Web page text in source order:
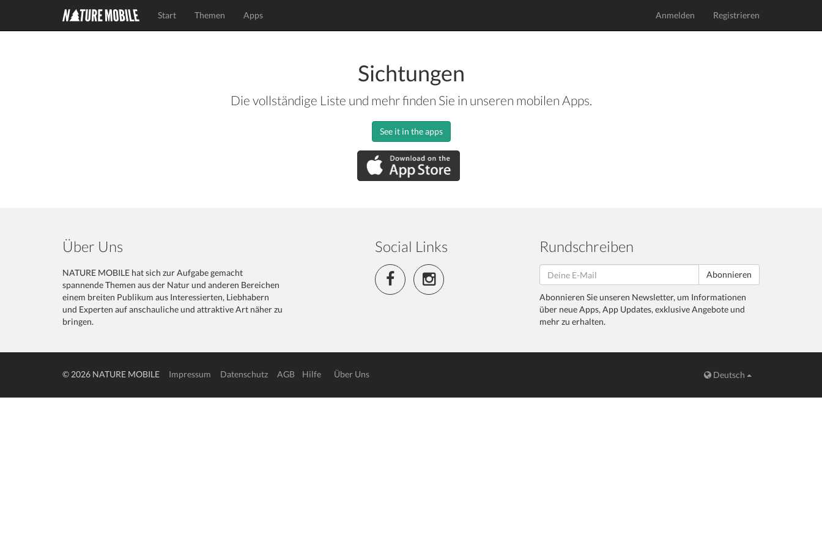
Start Themen Apps Anmelden Registrieren
Sichtungen
Die vollständige Liste und mehr finden Sie in unseren mobilen Apps.
See it in the apps
Über Uns
NATURE MOBILE hat sich zur Aufgabe gemacht
spannende Themen aus der Natur und anderen Bereichen
einem breiten Publikum aus Interessierten, Liebhabern
und Experten auf anschauliche und attraktive Art näher zu
bringen.
Social Links Rundschreiben
Abonnieren
Abonnieren Sie unseren Newsletter, um Informationen
über neue Apps, App Updates, exklusive Angebote und
mehr zu erhalten.
© 2026 NATURE MOBILE Impressum Datenschutz AGB Hilfe Über Uns Deutsch